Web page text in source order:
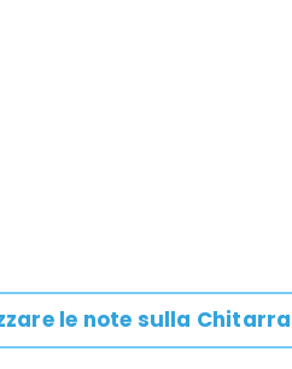
le note sulla Chitarra